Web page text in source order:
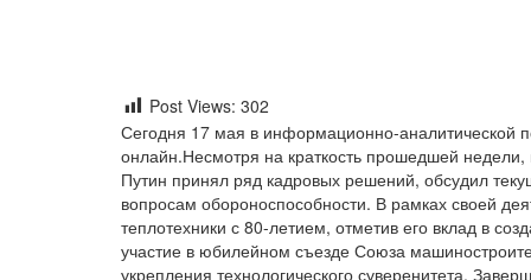
Post Views: 302
Сегодня 17 мая в информационно-аналитической
онлайн.Несмотря на краткость прошедшей
Путин принял ряд кадровых решений, обсудил
вопросам обороноспособности. В рамках своей
теплотехники с 80-летием, отметив его вклад в
участие в юбилейном съезде Союза
укрепления технологического суверенитета.